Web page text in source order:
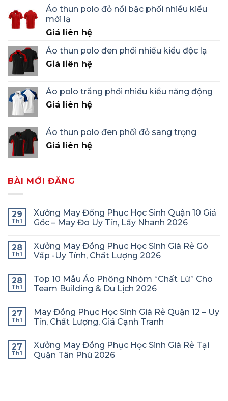
Áo thun polo đỏ nổi bậc phối nhiều kiểu
mới lạ
Giá liên hệ
Áo thun polo đen phối nhiều kiểu độc lạ
Giá liên hệ
Áo polo trắng phối nhiều kiểu năng động
Giá liên hệ
Áo thun polo đen phối đỏ sang trọng
Giá liên hệ
BÀI MỚI ĐĂNG
29
Th1
Xưởng May Đồng Phục Học Sinh Quận 10 Giá
Gốc – May Đo Uy Tín, Lấy Nhanh 2026
28
Th1
Xưởng May Đồng Phục Học Sinh Giá Rẻ Gò
Vấp -Uy Tính, Chất Lượng 2026
28
Th1
Top 10 Mẫu Áo Phông Nhóm “Chất Lừ” Cho
Team Building & Du Lịch 2026
27
Th1
May Đồng Phục Học Sinh Giá Rẻ Quận 12 – Uy
Tín, Chất Lượng, Giá Cạnh Tranh
27
Th1
Xưởng May Đồng Phục Học Sinh Giá Rẻ Tại
Quận Tân Phú 2026